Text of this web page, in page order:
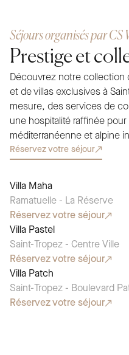
Séjours organisés par CS
Prestige et
Découvrez notre collection
et de villas exclusives à
mesure, des services de
une hospitalité raffinée
méditerranéenne et alpine
Réservez votre séjour
CHOIX SAISONNIER
Villa Maha
Ramatuelle - La Réserve
Réservez votre séjour
CHOIX SAISONNIER
Villa Pastel
Saint-Tropez - Centre Ville
Réservez votre séjour
CHOIX SAISONNIER
Villa Patch
Saint-Tropez - Boulevard
Réservez votre séjour